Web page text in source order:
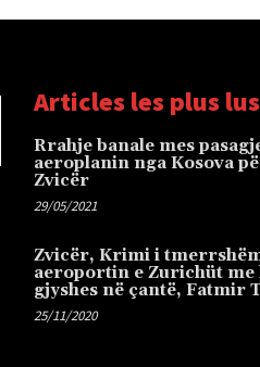
Articles les plus lus
Rrahje banale mes
aeroplanin nga Kosova
Zvicër
29/05/2021
Zvicër, Krimi i
aeroportin e Zurichüt me
gjyshes në çantë, Fatmir
25/11/2020